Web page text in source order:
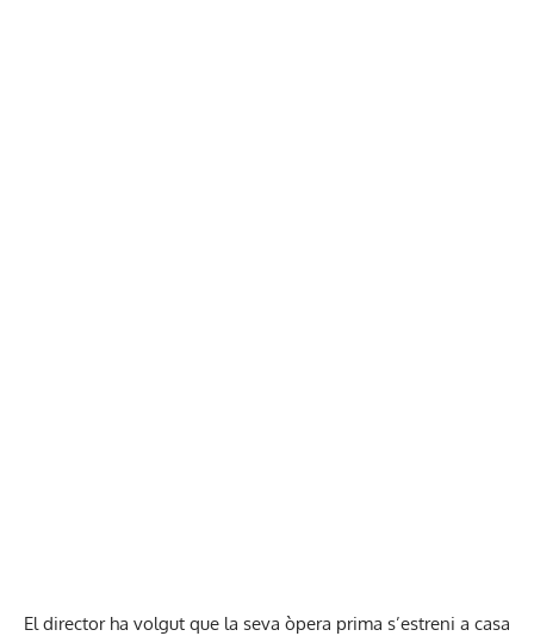
El director ha volgut que la seva òpera prima s’estreni a casa